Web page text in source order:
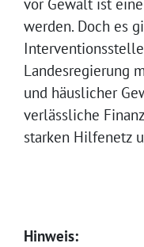
vor Gewalt ist
werden. Doch es
Landesregierung
und häuslicher
verlässliche
starken Hilfenetz
Hinweis: